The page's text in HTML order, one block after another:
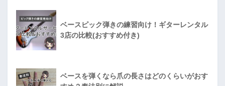
ベースピック弾きの練習向け！ギターレンタル
3店の比較(おすすめ付き)
ベースを弾くなら爪の長さはどのくらいがおす